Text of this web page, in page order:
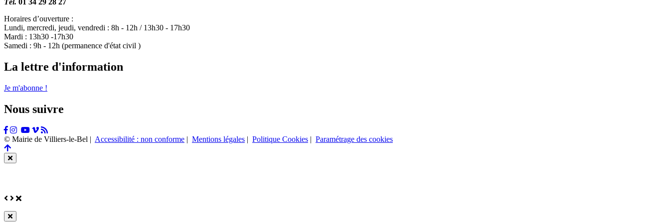
Tél. 01 34 29 28 27
Horaires d’ouverture :
Lundi, mercredi, jeudi, vendredi : 8h - 12h / 13h30 - 17h30
Mardi : 13h30 -17h30
Samedi : 9h - 12h (permanence d'état civil )
La lettre d'information
Je m'abonne !
Nous suivre
Facebook
Instagram
TiktokYoutube
Vimeo
Flux
RSS
© Mairie de Villiers-le-Bel | Accessibilité : non conforme | Mentions légales | Politique Cookies | Paramétrage des cookies
Retour
en
haut
Fermer
Précédent
Suivant
Fermer